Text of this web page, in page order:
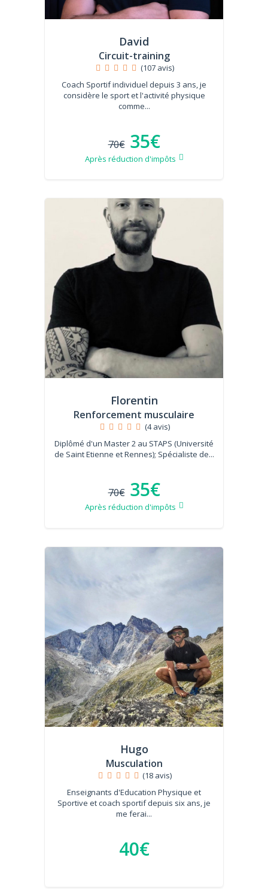
David
Circuit-training
(107 avis)
Coach Sportif individuel depuis 3 ans, je
considère le sport et l'activité physique
comme...
70€ 35€
Après réduction d'impôts
Florentin
Renforcement musculaire
(4 avis)
Diplômé d'un Master 2 au STAPS (Université
de Saint Etienne et Rennes); Spécialiste de...
70€ 35€
Après réduction d'impôts
Hugo
Musculation
(18 avis)
Enseignants d'Education Physique et
Sportive et coach sportif depuis six ans, je
me ferai...
40€